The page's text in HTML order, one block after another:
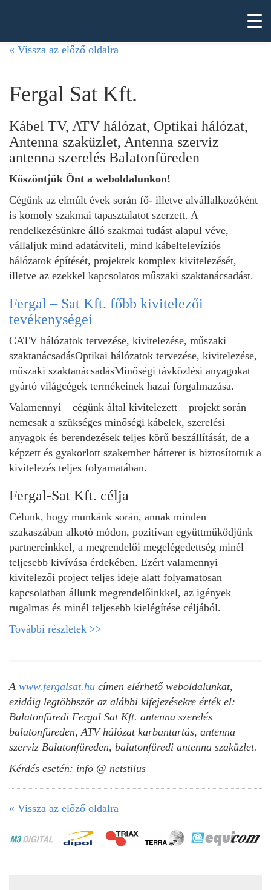
« Vissza az előző oldalra
Fergal Sat Kft.
Kábel TV, ATV hálózat, Optikai hálózat,
Antenna szaküzlet, Antenna szerviz
antenna szerelés Balatonfüreden
Köszöntjük Önt a weboldalunkon!
Cégünk az elmúlt évek során fő- illetve alvállalkozóként
is komoly szakmai tapasztalatot szerzett. A
rendelkezésünkre álló szakmai tudást alapul véve,
vállaljuk mind adatátviteli, mind kábeltelevíziós
hálózatok építését, projektek komplex kivitelezését,
illetve az ezekkel kapcsolatos műszaki szaktanácsadást.
Fergal – Sat Kft. főbb kivitelezői
tevékenységei
CATV hálózatok tervezése, kivitelezése, műszaki
szaktanácsadásOptikai hálózatok tervezése, kivitelezése,
műszaki szaktanácsadásMinőségi távközlési anyagokat
gyártó világcégek termékeinek hazai forgalmazása.
Valamennyi – cégünk által kivitelezett – projekt során
nemcsak a szükséges minőségi kábelek, szerelési
anyagok és berendezések teljes körű beszállítását, de a
képzett és gyakorlott szakember hátteret is biztosítottuk a
kivitelezés teljes folyamatában.
Fergal-Sat Kft. célja
Célunk, hogy munkánk során, annak minden
szakaszában alkotó módon, pozitívan együttműködjünk
partnereinkkel, a megrendelői megelégedettség minél
teljesebb kivívása érdekében. Ezért valamennyi
kivitelezői project teljes ideje alatt folyamatosan
kapcsolatban állunk megrendelőinkkel, az igények
rugalmas és minél teljesebb kielégítése céljából.
További részletek >>
A www.fergalsat.hu címen elérhető weboldalunkat,
ezidáig legtöbbször az alábbi kifejezésekre érték el:
Balatonfüredi Fergal Sat Kft. antenna szerelés
balatonfüreden, ATV hálózat karbantartás, antenna
szerviz Balatonfüreden, balatonfüredi antenna szaküzlet.
Kérdés esetén: info @ netstilus
« Vissza az előző oldalra